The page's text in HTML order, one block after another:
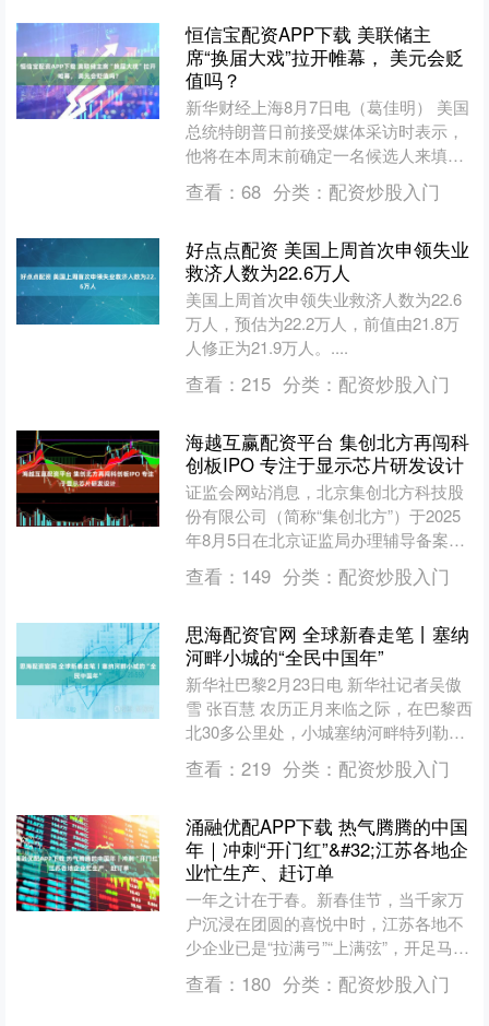
恒信宝配资APP下载 美联储主
席“换届大戏”拉开帷幕， 美元会贬
值吗？
新华财经上海8月7日电（葛佳明） 美国
总统特朗普日前接受媒体采访时表示，
他将在本周末前确定一名候选人来填补
即将出现的美联储理事空缺席位，并将
可能接替美联储主席鲍....
查看： 68 分类： 配资炒股入门
好点点配资 美国上周首次申领失业
救济人数为22.6万人
美国上周首次申领失业救济人数为22.6
万人，预估为22.2万人，前值由21.8万
人修正为21.9万人。....
查看： 215 分类： 配资炒股入门
海越互赢配资平台 集创北方再闯科
创板IPO 专注于显示芯片研发设计
证监会网站消息，北京集创北方科技股
份有限公司（简称“集创北方”）于2025
年8月5日在北京证监局办理辅导备案登
记，拟首次公开发行股票并在科创板上
市，辅导券商为中....
查看： 149 分类： 配资炒股入门
思海配资官网 全球新春走笔丨塞纳
河畔小城的“全民中国年”
新华社巴黎2月23日电 新华社记者吴傲
雪 张百慧 农历正月来临之际，在巴黎西
北30多公里处，小城塞纳河畔特列勒弥
漫着马年春节气息。市政府所在的街道
两旁，鲜红的旗....
查看： 219 分类： 配资炒股入门
涌融优配APP下载 热气腾腾的中国
年｜冲刺“开门红”&#32;江苏各地企
业忙生产、赶订单
一年之计在于春。新春佳节，当千家万
户沉浸在团圆的喜悦中时，江苏各地不
少企业已是“拉满弓”“上满弦”，开足马力
抢生产，奋力冲刺马年“开门红”。 这两
天，中天钢铁集....
查看： 180 分类： 配资炒股入门